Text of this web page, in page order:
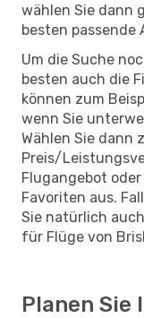
wählen Sie dann
besten passende
Um die Suche
besten auch die
können zum
wenn Sie
Wählen Sie dann
Preis/
Flugangebot
Favoriten aus.
Sie natürlich
für Flüge von
Planen Sie